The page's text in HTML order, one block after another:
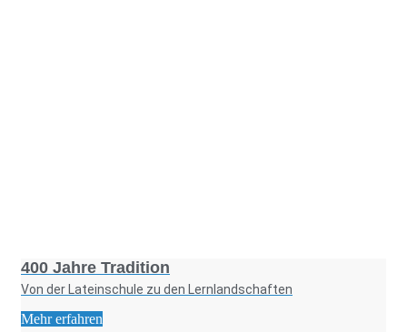
400 Jahre Tradition
Von der Lateinschule zu den Lernlandschaften
Mehr erfahren